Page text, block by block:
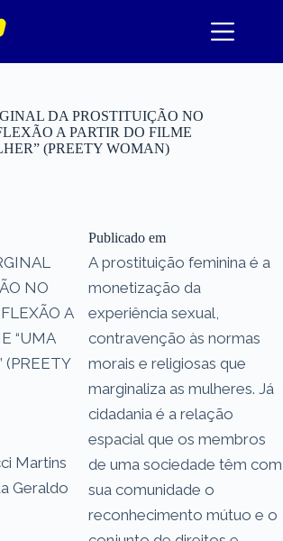
DA PROSTITUIÇÃO NO
A PARTIR DO FILME
(PREETY WOMAN)
NO
A
“UMA
(PREETY
Martins
Geraldo
Publicado em
A prostituição feminina é a
monetização da
experiência sexual,
contravenção às normas
morais e religiosas que
marginaliza as mulheres. Já
cidadania é a relação
espacial que os membros
de uma sociedade têm com
sua comunidade o
reconhecimento mútuo e o